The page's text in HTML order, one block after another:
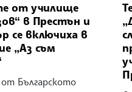
от училище
в Престън и
се включиха в
„Аз съм
Българското